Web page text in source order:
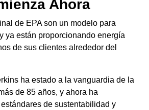
Ahora
de EPA son un modelo para
ya están proporcionando energía
de sus clientes alrededor del
ha estado a la vanguardia de la
de 85 años, y ahora ha
de sustentabilidad y